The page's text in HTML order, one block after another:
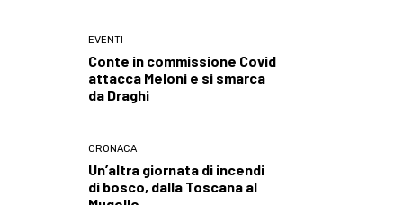
EVENTI
Conte in commissione Covid
attacca Meloni e si smarca
da Draghi
CRONACA
Un’altra giornata di incendi
di bosco, dalla Toscana al